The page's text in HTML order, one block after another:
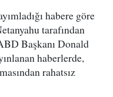
habere göre
tarafından
Başkanı Donald
haberlerde,
rahatsız